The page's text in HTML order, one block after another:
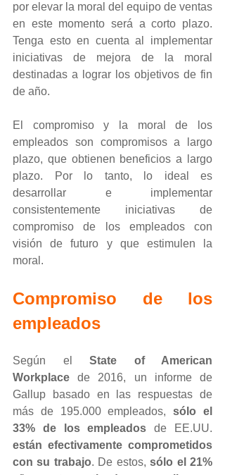
por elevar la moral del equipo de ventas
en este momento será a corto plazo.
Tenga esto en cuenta al implementar
iniciativas de mejora de la moral
destinadas a lograr los objetivos de fin
de año.
El compromiso y la moral de los
empleados son compromisos a largo
plazo, que obtienen beneficios a largo
plazo. Por lo tanto, lo ideal es
desarrollar e implementar
consistentemente iniciativas de
compromiso de los empleados con
visión de futuro y que estimulen la
moral.
Compromiso de los
empleados
Según el State of American
Workplace de 2016, un informe de
Gallup basado en las respuestas de
más de 195.000 empleados, sólo el
33% de los empleados
están efectivamente comprometidos
con su trabajo. De estos, sólo el 21%